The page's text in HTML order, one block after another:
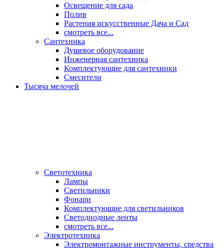
Освещение для сада
Полив
Растения искусственные Дача и Сад
смотреть все...
Сантехника
Душевое оборудование
Инженерная сантехника
Комплектующие для сантехники
Смесители
Тысяча мелочей
Светотехника
Лампы
Светильники
Фонари
Комплектующие для светильников
Светодиодные ленты
смотреть все...
Электротехника
Электромонтажные инструменты, средства